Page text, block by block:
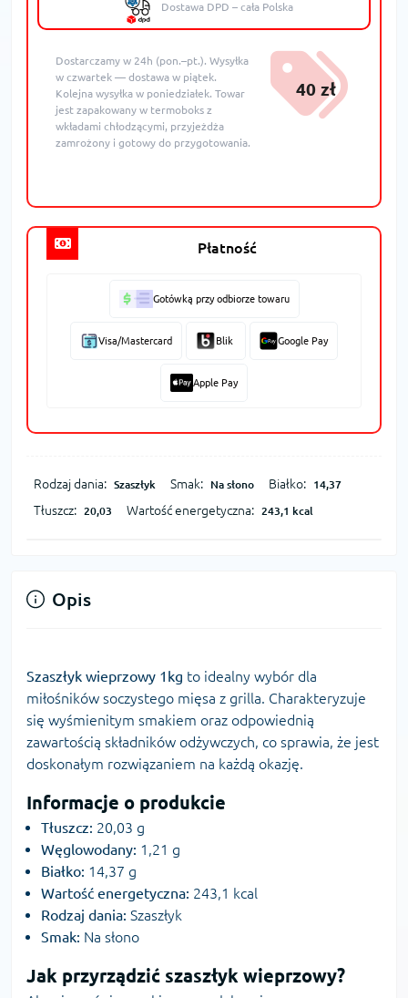
Dostawa DPD – cała Polska
Dostarczamy w 24h (pon.–pt.). Wysyłka
w czwartek — dostawa w piątek.
Kolejna wysyłka w poniedziałek. Towar
jest zapakowany w termoboks z
wkładami chłodzącymi, przyjeżdża
zamrożony i gotowy do przygotowania.
40 zł
Płatność
Gotówką przy odbiorze towaru
Visa/Mastercard Blik Google Pay
Apple Pay
Rodzaj dania: Szaszłyk Smak: Na słono Białko: 14,37
Tłuszcz: 20,03 Wartość energetyczna: 243,1 kcal
Opis
Szaszłyk wieprzowy 1kg to idealny wybór dla
miłośników soczystego mięsa z grilla. Charakteryzuje
się wyśmienitym smakiem oraz odpowiednią
zawartością składników odżywczych, co sprawia, że jest
doskonałym rozwiązaniem na każdą okazję.
Informacje o produkcie
Tłuszcz: 20,03 g
Węglowodany: 1,21 g
Białko: 14,37 g
Wartość energetyczna: 243,1 kcal
Rodzaj dania: Szaszłyk
Smak: Na słono
Jak przyrządzić szaszłyk wieprzowy?